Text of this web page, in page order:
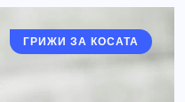
ГРИЖИ ЗА КОСАТА